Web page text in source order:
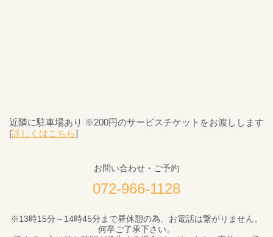
近隣に駐車場あり ※200円のサービスチケットをお渡しします
[詳しくはこちら]
お問い合わせ・ご予約
072-966-1128
※13時15分～14時45分まで昼休憩の為、お電話は繋がりません。
何卒ご了承下さい。